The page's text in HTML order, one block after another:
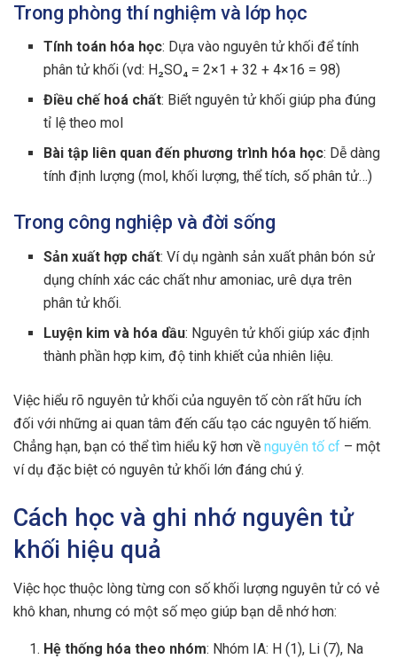
Trong phòng thí nghiệm và lớp học
Tính toán hóa học: Dựa vào nguyên tử khối để tính
phân tử khối (vd: H₂SO₄ = 2×1 + 32 + 4×16 = 98)
Điều chế hoá chất: Biết nguyên tử khối giúp pha đúng
tỉ lệ theo mol
Bài tập liên quan đến phương trình hóa học: Dễ dàng
tính định lượng (mol, khối lượng, thể tích, số phân tử…)
Trong công nghiệp và đời sống
Sản xuất hợp chất: Ví dụ ngành sản xuất phân bón sử
dụng chính xác các chất như amoniac, urê dựa trên
phân tử khối.
Luyện kim và hóa dầu: Nguyên tử khối giúp xác định
thành phần hợp kim, độ tinh khiết của nhiên liệu.
Việc hiểu rõ nguyên tử khối của nguyên tố còn rất hữu ích
đối với những ai quan tâm đến cấu tạo các nguyên tố hiếm.
Chẳng hạn, bạn có thể tìm hiểu kỹ hơn về nguyên tố cf – một
ví dụ đặc biệt có nguyên tử khối lớn đáng chú ý.
Cách học và ghi nhớ nguyên tử
khối hiệu quả
Việc học thuộc lòng từng con số khối lượng nguyên tử có vẻ
khô khan, nhưng có một số mẹo giúp bạn dễ nhớ hơn:
Hệ thống hóa theo nhóm: Nhóm IA: H (1), Li (7), Na